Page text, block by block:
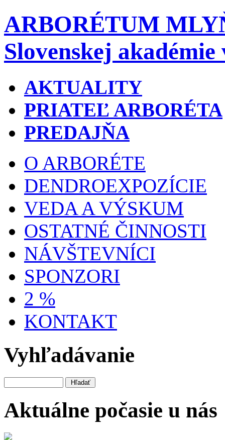
ARBORÉTUM
Slovenskej akadémie
AKTUALITY
PRIATEĽ ARBORÉTA
PREDAJŇA
O ARBORÉTE
DENDROEXPOZÍCIE
VEDA A VÝSKUM
OSTATNÉ ČINNOSTI
NÁVŠTEVNÍCI
SPONZORI
2 %
KONTAKT
Vyhľadávanie
Aktuálne počasie u nás